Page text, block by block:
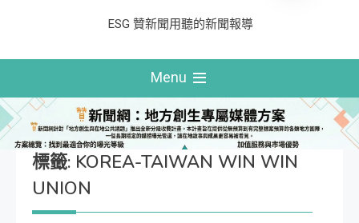
ESG 贊新聞用聽的新聞報導
Menu
標籤: KOREA-TAIWAN WIN WIN
UNION